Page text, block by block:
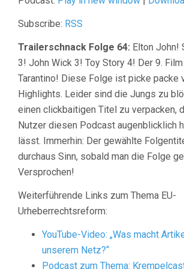
Subscribe: RSS
Trailerschnack Folge 64: Elton John!
3! John Wick 3! Toy Story 4! Der 9.
Tarantino! Diese Folge ist picke packe
Highlights. Leider sind die Jungs zu
einen clickbaitigen Titel zu verpacken,
Nutzer diesen Podcast augenblicklich
lässt. Immerhin: Der gewählte
durchaus Sinn, sobald man die Folge
Versprochen!
Weiterführende Links zum Thema EU-
Urheberrechtsreform:
YouTube-Video: „Was macht
unserem Netz?“
Podcast zum Thema: